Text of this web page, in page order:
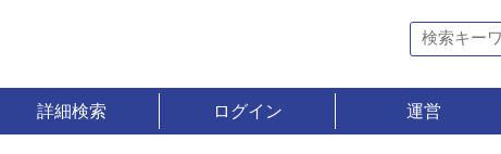
詳細検索 ログイン 運営